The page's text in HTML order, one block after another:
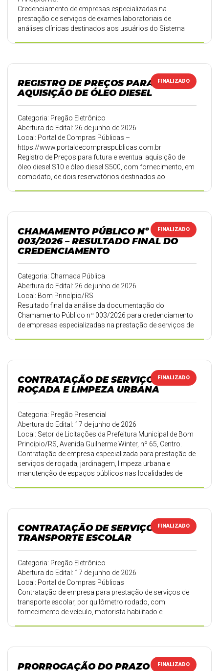
Credenciamento de empresas especializadas na
prestação de serviços de exames laboratoriais de
análises clínicas destinados aos usuários do Sistema
FINALIZADO
REGISTRO DE PREÇOS PARA
AQUISIÇÃO DE ÓLEO DIESEL
Categoria: Pregão Eletrônico
Abertura do Edital: 26 de junho de 2026
Local: Portal de Compras Públicas –
https://www.portaldecompraspublicas.com.br
Registro de Preços para futura e eventual aquisição de
óleo diesel S10 e óleo diesel S500, com fornecimento, em
comodato, de dois reservatórios destinados ao
FINALIZADO
CHAMAMENTO PÚBLICO Nº
003/2026 – RESULTADO FINAL DO
CREDENCIAMENTO
Categoria: Chamada Pública
Abertura do Edital: 26 de junho de 2026
Local: Bom Princípio/RS
Resultado final da análise da documentação do
Chamamento Público nº 003/2026 para credenciamento
de empresas especializadas na prestação de serviços de
FINALIZADO
CONTRATAÇÃO DE SERVIÇOS DE
ROÇADA E LIMPEZA URBANA
Categoria: Pregão Presencial
Abertura do Edital: 17 de junho de 2026
Local: Setor de Licitações da Prefeitura Municipal de Bom
Princípio/RS, Avenida Guilherme Winter, nº 65, Centro.
Contratação de empresa especializada para prestação de
serviços de roçada, jardinagem, limpeza urbana e
manutenção de espaços públicos nas localidades de
FINALIZADO
CONTRATAÇÃO DE SERVIÇOS DE
TRANSPORTE ESCOLAR
Categoria: Pregão Eletrônico
Abertura do Edital: 17 de junho de 2026
Local: Portal de Compras Públicas
Contratação de empresa para prestação de serviços de
transporte escolar, por quilômetro rodado, com
fornecimento de veículo, motorista habilitado e
FINALIZADO
PRORROGAÇÃO DO PRAZO DE